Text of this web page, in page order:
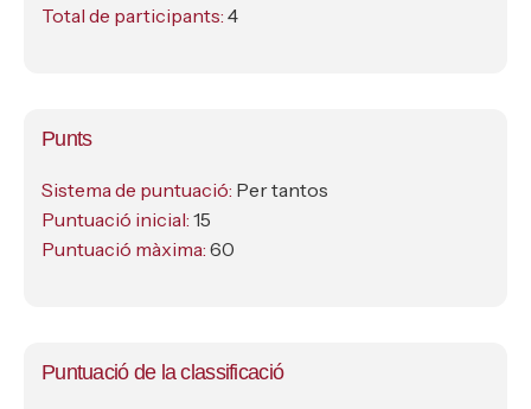
Total de participants: 4
Punts
Sistema de puntuació: Per tantos
Puntuació inicial: 15
Puntuació màxima: 60
Puntuació de la classificació